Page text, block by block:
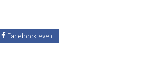
Facebook event